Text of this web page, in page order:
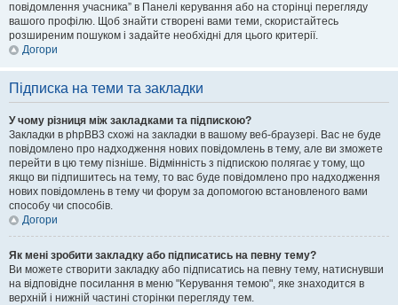
повідомлення учасника” в Панелі керування або на сторінці перегляду
вашого профілю. Щоб знайти створені вами теми, скористайтесь
розширеним пошуком і задайте необхідні для цього критерії.
Догори
Підписка на теми та закладки
У чому різниця між закладками та підпискою?
Закладки в phpBB3 схожі на закладки в вашому веб-браузері. Вас не буде
повідомлено про надходження нових повідомлень в тему, але ви зможете
перейти в цю тему пізніше. Відмінність з підпискою полягає у тому, що
якщо ви підпишитесь на тему, то вас буде повідомлено про надходження
нових повідомлень в тему чи форум за допомогою встановленого вами
способу чи способів.
Догори
Як мені зробити закладку або підписатись на певну тему?
Ви можете створити закладку або підписатись на певну тему, натиснувши
на відповідне посилання в меню "Керування темою", яке знаходится в
верхній і нижній частині сторінки перегляду тем.